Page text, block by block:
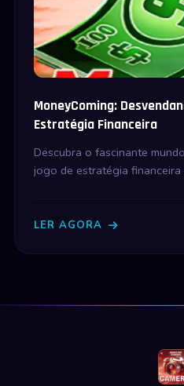
MoneyComing:
Estratégia Financeira
Descubra o fascinante
jogo de estratégia financeira
LER AGORA